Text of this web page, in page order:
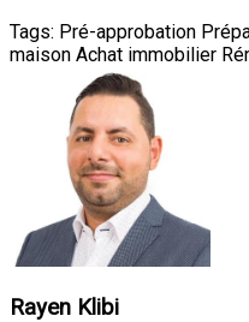
Tags: Pré-approbation
maison Achat immobilier
Rayen Klibi